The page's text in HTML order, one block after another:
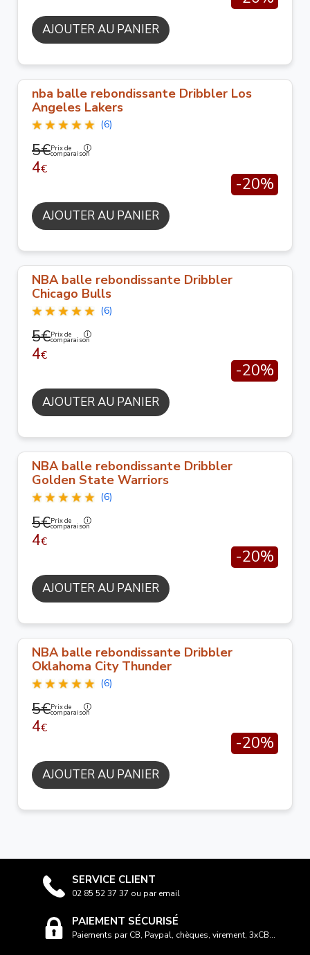
AJOUTER AU PANIER
nba balle rebondissante Dribbler Los
Angeles Lakers
(6)
5€Prix de
comparaison
4€
-20%
AJOUTER AU PANIER
NBA balle rebondissante Dribbler
Chicago Bulls
(6)
5€Prix de
comparaison
4€
-20%
AJOUTER AU PANIER
NBA balle rebondissante Dribbler
Golden State Warriors
(6)
5€Prix de
comparaison
4€
-20%
AJOUTER AU PANIER
NBA balle rebondissante Dribbler
Oklahoma City Thunder
(6)
5€Prix de
comparaison
4€
-20%
AJOUTER AU PANIER
SERVICE CLIENT
02 85 52 37 37 ou par email
PAIEMENT SÉCURISÉ
Paiements par CB, Paypal, chèques, virement, 3xCB...